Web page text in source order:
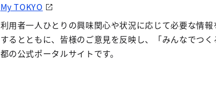
My TOKYO
利用者一人ひとりの興味関心や状況に応じて必要な情報
するとともに、皆様のご意見を反映し、「みんなでつく
都の公式ポータルサイトです。